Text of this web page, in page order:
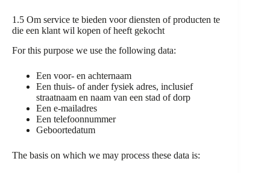
1.5 Om service te bieden voor diensten of producten te
die een klant wil kopen of heeft gekocht
For this purpose we use the following data:
Een voor- en achternaam
Een thuis- of ander fysiek adres, inclusief
straatnaam en naam van een stad of dorp
Een e-mailadres
Een telefoonnummer
Geboortedatum
The basis on which we may process these data is: